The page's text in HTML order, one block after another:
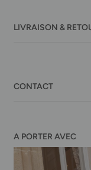
LIVRAISON &
CONTACT
A PORTER AVEC